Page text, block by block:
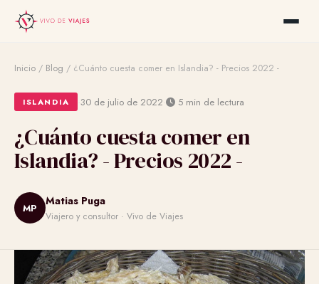
Inicio / Blog / ¿Cuánto cuesta comer en Islandia? - Precios 2022 -
ISLANDIA 30 de julio de 2022 5 min de lectura
¿Cuánto cuesta comer en
Islandia? - Precios 2022 -
MP
Matias Puga
Viajero y consultor · Vivo de Viajes